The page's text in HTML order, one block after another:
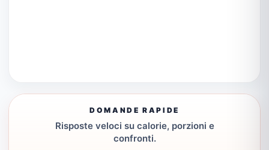
DOMANDE RAPIDE
Risposte veloci su calorie, porzioni e
confronti.